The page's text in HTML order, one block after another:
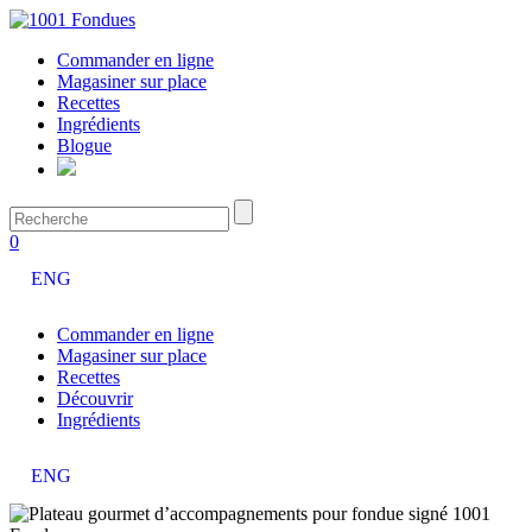
Commander en ligne
Magasiner sur place
Recettes
Ingrédients
Blogue
0
ENG
Commander en ligne
Magasiner sur place
Recettes
Découvrir
Ingrédients
ENG